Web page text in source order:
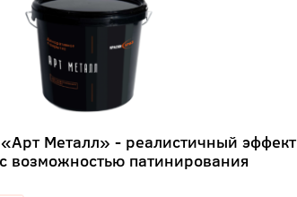
Металл» - реалистичный эффект
возможностью патинирования